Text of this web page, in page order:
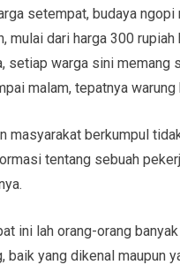
setempat, budaya
mulai dari harga 300
setiap warga sini memang
malam, tepatnya
masyarakat berkumpul
tentang sebuah
ini lah orang-orang
baik yang dikenal maupun